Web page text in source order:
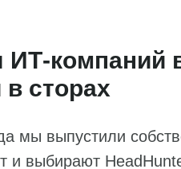
ИТ-компаний
сторах
мы выпустили
и выбирают